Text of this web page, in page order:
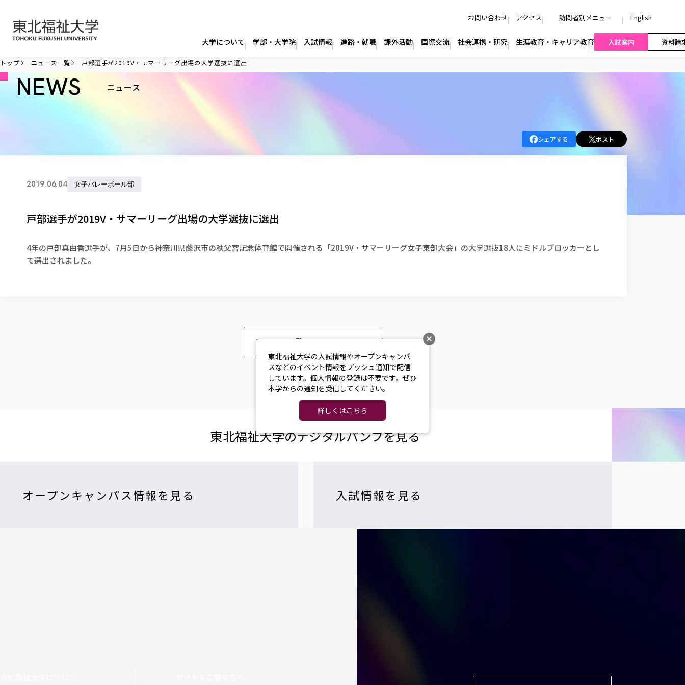
お問い合わせ アクセス 訪問者別メニュー English
大学について 学部・大学院 入試情報 進路・就職 課外活動 国際交流 社会連携・研究 生涯教育・キャリア教育 入試案内 資料請
トップ ニュース一覧 戸部選手が2019V・サマーリーグ出場の大学選抜に選出
NEWS ニュース
シェアする ポスト
2019.06.04 女子バレーボール部
戸部選手が2019V・サマーリーグ出場の大学選抜に選出
4年の戸部真由香選手が、7月5日から神奈川県藤沢市の秩父宮記念体育館で開催される「2019V・サマーリーグ女子東部大会」の大学選抜18人にミドルブロッカーとし
て選出されました。
ニュース一覧へ
東北福祉大学の​デジタルパンフを​見る​
オープンキャンパス情報を見る 入試情報を見る
東北福祉大学の入試情報やオープンキャンパ
スなどのイベント情報をプッシュ通知で配信
しています。個人情報の登録は不要です。ぜひ
本学からの通知を受信してください。
詳しくはこちら